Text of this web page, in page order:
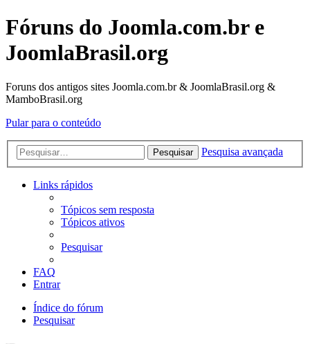
Fóruns do Joomla.com.br e
JoomlaBrasil.org
Foruns dos antigos sites Joomla.com.br & JoomlaBrasil.org &
MamboBrasil.org
Pular para o conteúdo
Pesquisar Pesquisa avançada
Links rápidos
Tópicos sem resposta
Tópicos ativos
Pesquisar
FAQ
Entrar
Índice do fórum
Pesquisar